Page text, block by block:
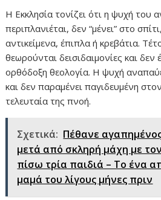
Η Εκκλησία τονίζει ότι η ψυχή του
περιπλανιέται, δεν “μένει” στο
αντικείμενα, έπιπλα ή κρεβάτια.
θεωρούνται δεισιδαιμονίες και δεν
ορθόδοξη θεολογία. Η ψυχή
και δεν παραμένει παγιδευμένη
τελευταία της πνοή.
Σχετικά: Πέθανε
μετά από σκληρή μάχη με
πίσω τρία παιδιά – Το ένα
μαμά του λίγους μήνες πριν